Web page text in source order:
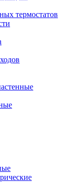
термостатов